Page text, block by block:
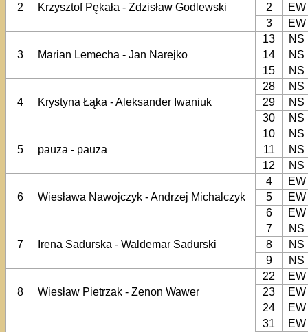
2 Krzysztof Pękała - Zdzisław Godlewski 2
EW
3
EW
3 Marian Lemecha - Jan Narejko
13
NS
14
NS
15
NS
4 Krystyna Łąka - Aleksander Iwaniuk
28
NS
29
NS
30
NS
5 pauza - pauza
10
NS
11
NS
12
NS
6 Wiesława Nawojczyk - Andrzej Michalczyk
4
EW
5
EW
6
EW
7 Irena Sadurska - Waldemar Sadurski
7
NS
8
NS
9
NS
8 Wiesław Pietrzak - Zenon Wawer
22
EW
23
EW
24
EW
31
EW